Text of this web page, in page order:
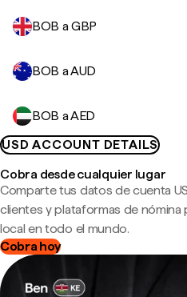
BOB a GBP
BOB a AUD
BOB a AED
USD ACCOUNT DETAILS
Cobra desde cualquier lugar
Comparte tus datos de cuenta
clientes y plataformas de
local en todo el mundo.
Cobra hoy